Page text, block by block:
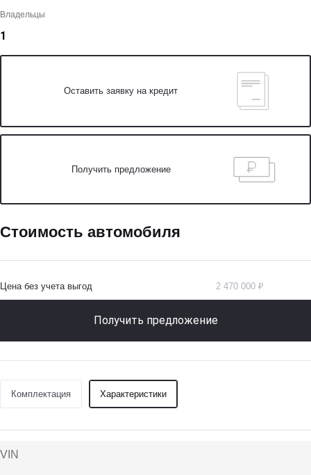
Владельцы
1
Оставить заявку на кредит
Получить предложение
Стоимость автомобиля
Цена без учета выгод 2 470 000 ₽
Получить предложение
Комплектация Характеристики
VIN